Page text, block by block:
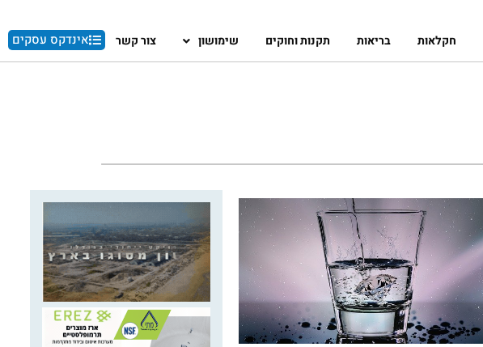
חקלאות בריאות תקנות וחוקים שימושון צור קשר אינדקס עסקים